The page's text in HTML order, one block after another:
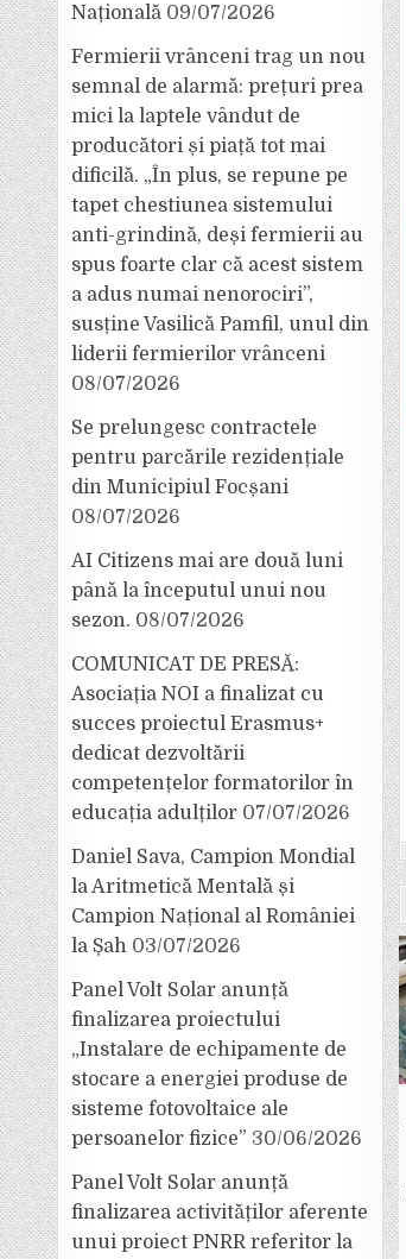
Națională 09/07/2026
Fermierii vrânceni trag un nou
semnal de alarmă: prețuri prea
mici la laptele vândut de
producători și piață tot mai
dificilă. „În plus, se repune pe
tapet chestiunea sistemului
anti-grindină, deși fermierii au
spus foarte clar că acest sistem
a adus numai nenorociri”,
susține Vasilică Pamfil, unul din
liderii fermierilor vrânceni
08/07/2026
Se prelungesc contractele
pentru parcările rezidențiale
din Municipiul Focșani
08/07/2026
AI Citizens mai are două luni
până la începutul unui nou
sezon. 08/07/2026
COMUNICAT DE PRESĂ:
Asociația NOI a finalizat cu
succes proiectul Erasmus+
dedicat dezvoltării
competențelor formatorilor în
educația adulților 07/07/2026
Daniel Sava, Campion Mondial
la Aritmetică Mentală și
Campion Național al României
la Șah 03/07/2026
Panel Volt Solar anunță
finalizarea proiectului
„Instalare de echipamente de
stocare a energiei produse de
sisteme fotovoltaice ale
persoanelor fizice” 30/06/2026
Panel Volt Solar anunță
finalizarea activităților aferente
unui proiect PNRR referitor la